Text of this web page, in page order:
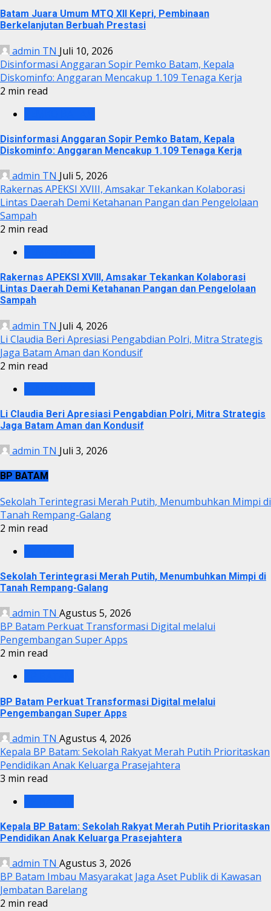
Batam Juara Umum MTQ XII Kepri, Pembinaan
Berkelanjutan Berbuah Prestasi
admin TN Juli 10, 2026
Disinformasi Anggaran Sopir Pemko Batam, Kepala
Diskominfo: Anggaran Mencakup 1.109 Tenaga Kerja
2 min read
Disinformasi Anggaran Sopir Pemko Batam, Kepala
Diskominfo: Anggaran Mencakup 1.109 Tenaga Kerja
admin TN Juli 5, 2026
Rakernas APEKSI XVIII, Amsakar Tekankan Kolaborasi
Lintas Daerah Demi Ketahanan Pangan dan Pengelolaan
Sampah
2 min read
Rakernas APEKSI XVIII, Amsakar Tekankan Kolaborasi
Lintas Daerah Demi Ketahanan Pangan dan Pengelolaan
Sampah
admin TN Juli 4, 2026
Li Claudia Beri Apresiasi Pengabdian Polri, Mitra Strategis
Jaga Batam Aman dan Kondusif
2 min read
Li Claudia Beri Apresiasi Pengabdian Polri, Mitra Strategis
Jaga Batam Aman dan Kondusif
admin TN Juli 3, 2026
BP BATAM
Sekolah Terintegrasi Merah Putih, Menumbuhkan Mimpi di
Tanah Rempang-Galang
2 min read
Sekolah Terintegrasi Merah Putih, Menumbuhkan Mimpi di
Tanah Rempang-Galang
admin TN Agustus 5, 2026
BP Batam Perkuat Transformasi Digital melalui
Pengembangan Super Apps
2 min read
BP Batam Perkuat Transformasi Digital melalui
Pengembangan Super Apps
admin TN Agustus 4, 2026
Kepala BP Batam: Sekolah Rakyat Merah Putih Prioritaskan
Pendidikan Anak Keluarga Prasejahtera
3 min read
Kepala BP Batam: Sekolah Rakyat Merah Putih Prioritaskan
Pendidikan Anak Keluarga Prasejahtera
admin TN Agustus 3, 2026
BP Batam Imbau Masyarakat Jaga Aset Publik di Kawasan
Jembatan Barelang
2 min read